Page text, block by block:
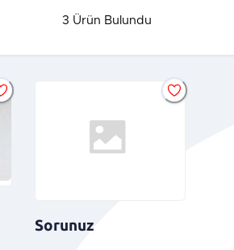
3 Ürün Bulundu
Sorunuz